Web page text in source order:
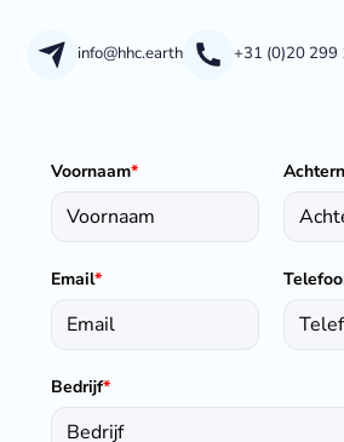
info@hhc.earth +31 (0)20 299
Voornaam*
Email*
Bedrijf*